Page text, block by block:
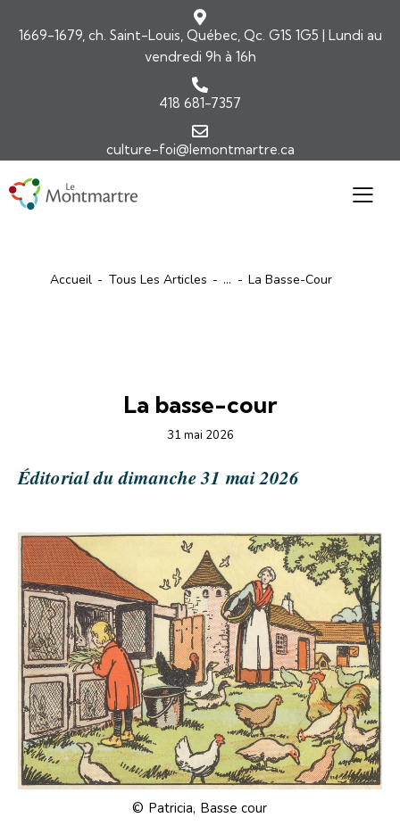
1669-1679, ch. Saint-Louis, Québec, Qc. G1S 1G5 | Lundi au
vendredi 9h à 16h
418 681-7357
culture-foi@lemontmartre.ca
Accueil Tous Les Articles ... La Basse-Cour
La basse-cour
31 mai 2026
Éditorial du dimanche 31 mai 2026
© Patricia, Basse cour